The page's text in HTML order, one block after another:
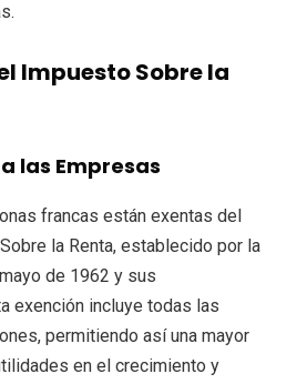
Impuesto Sobre la
las Empresas
francas están exentas del
la Renta, establecido por la
de 1962 y sus
exención incluye todas las
permitiendo así una mayor
en el crecimiento y